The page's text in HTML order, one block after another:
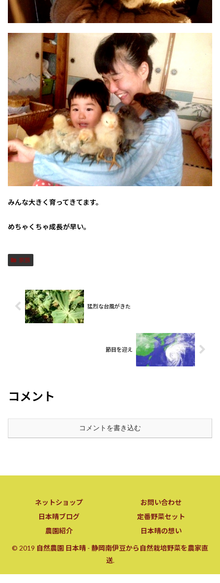
みんな大きく育ってきてます。
めちゃくちゃ成長が早い。
家族
猛烈な台風がきた
節目を迎え
コメント
コメントを書き込む
ネットショップ
お問い合わせ
日本晴ブログ
定番野菜セット
農園紹介
日本晴の想い
© 2019 自然農園 日本晴 - 静岡南伊豆から自然栽培野菜を農家直
送.